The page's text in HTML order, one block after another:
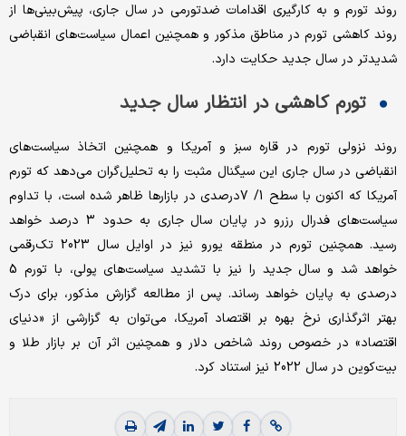
روند تورم و به کار‌گیری اقدامات ضدتورمی در سال جاری، پیش‌بینی‌ها از
روند کاهشی تورم در مناطق مذکور و همچنین اعمال سیاست‌های انقباضی
شدیدتر در سال جدید حکایت دارد.
تورم کاهشی در انتظار سال جدید
روند نزولی تورم در قاره سبز و آمریکا و همچنین اتخاذ سیاست‌های
انقباضی در سال جاری این سیگنال مثبت را به تحلیل‌گران می‌دهد که تورم
آمریکا که اکنون با سطح 1/ 7درصدی در بازارها ظاهر شده است، با تداوم
سیاست‌های فدرال رزرو در پایان سال جاری به حدود 3 درصد خواهد
رسید. همچنین تورم در منطقه یورو نیز در اوایل سال 2023 تک‌رقمی
خواهد شد و سال جدید را نیز با تشدید سیاست‌های پولی، با تورم 5
درصدی به پایان خواهد رساند. پس از مطالعه گزارش مذکور، برای درک
بهتر اثر‌گذاری نرخ بهره بر اقتصاد آمریکا، می‌توان به گزارشی از «دنیای
اقتصاد» در خصوص روند شاخص دلار و همچنین اثر آن بر بازار طلا و
بیت‌کوین در سال 2022 نیز استناد کرد.